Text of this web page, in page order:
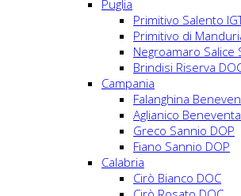
Puglia
Primitivo Salento
Primitivo di
Negroamaro Salice
Brindisi Riserva
Campania
Falanghina
Aglianico
Greco Sannio DOP
Fiano Sannio DOP
Calabria
Cirò Bianco DOC